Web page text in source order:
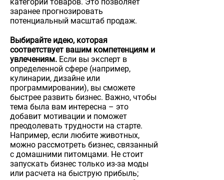
заранее прогнозировать
потенциальный масштаб продаж.
Выбирайте идею, которая
соответствует вашим компетенциям и
увлечениям. Если вы эксперт в
определенной сфере (например,
кулинарии, дизайне или
программировании), вы сможете
быстрее развить бизнес. Важно, чтобы
тема была вам интересна – это
добавит мотивации и поможет
преодолевать трудности на старте.
Например, если любите животных,
можно рассмотреть бизнес, связанный
с домашними питомцами. Не стоит
запускать бизнес только из-за моды
или расчета на быструю прибыль;